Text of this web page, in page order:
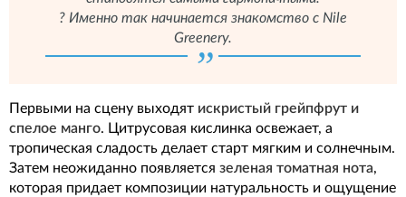
? Именно так начинается знакомство с Nile
Greenery.
Первыми на сцену выходят искристый грейпфрут и
спелое манго. Цитрусовая кислинка освежает, а
тропическая сладость делает старт мягким и солнечным.
Затем неожиданно появляется зеленая томатная нота,
которая придает композиции натуральность и ощущение